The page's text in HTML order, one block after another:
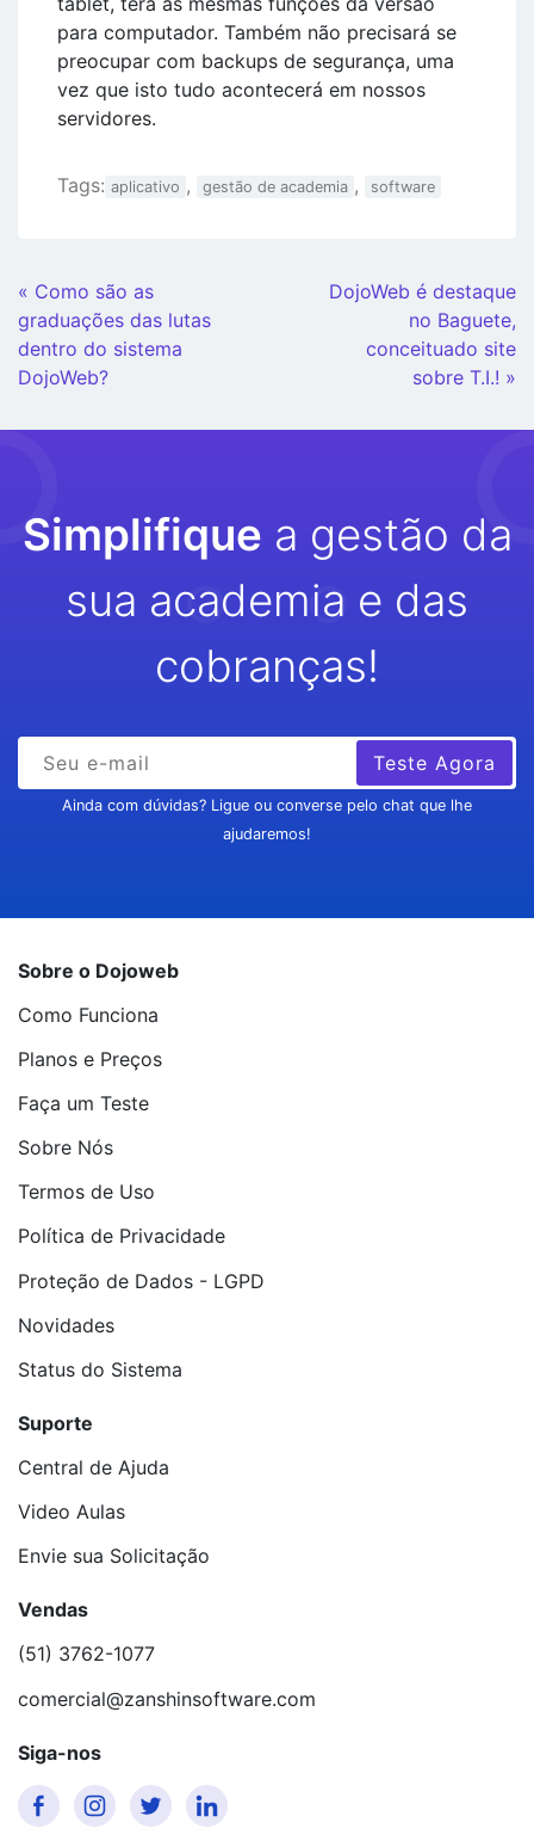
para computador. Também não precisará se
preocupar com backups de segurança, uma
vez que isto tudo acontecerá em nossos
servidores.
Tags: aplicativo , gestão de academia , software
Continue
Lendo
« Como são as
graduações das lutas
dentro do sistema
DojoWeb?
DojoWeb é destaque
no Baguete,
conceituado site
sobre T.I.! »
Simplifique a gestão da
sua academia e das
cobranças!
Teste Agora
Ainda com dúvidas? Ligue ou converse pelo chat que lhe
ajudaremos!
Sobre o Dojoweb
Como Funciona
Planos e Preços
Faça um Teste
Sobre Nós
Termos de Uso
Política de Privacidade
Proteção de Dados - LGPD
Novidades
Status do Sistema
Suporte
Central de Ajuda
Video Aulas
Envie sua Solicitação
Vendas
(51) 3762-1077
comercial@zanshinsoftware.com
Siga-nos